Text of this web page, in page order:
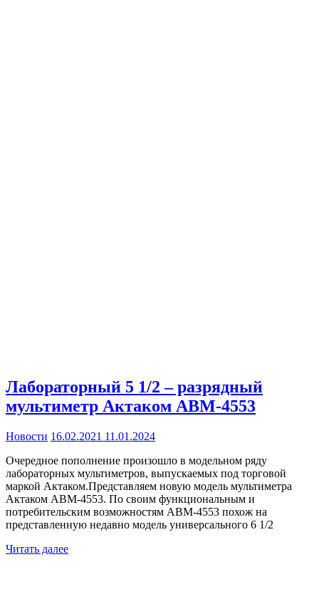
Лабораторный 5 1/2 – разрядный
мультиметр Актаком АВМ-4553
Новости 16.02.2021 11.01.2024
Очередное пополнение произошло в модельном ряду
лабораторных мультиметров, выпускаемых под торговой
маркой Актаком.Представляем новую модель мультиметра
Актаком АВМ-4553. По своим функциональным и
потребительским возможностям АВМ-4553 похож на
представленную недавно модель универсального 6 1/2
Читать далее